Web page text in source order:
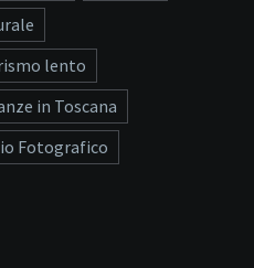
lento
in Toscana
Fotografico